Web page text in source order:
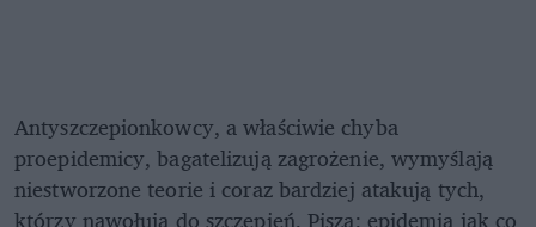
Antyszczepionkowcy, a właściwie chyba
proepidemicy, bagatelizują zagrożenie, wymyślają
niestworzone teorie i coraz bardziej atakują tych,
którzy nawołują do szczepień. Piszą: epidemia jak co